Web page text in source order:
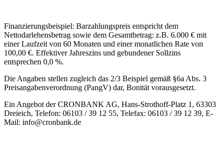
Finanzierungsbeispiel: Barzahlungspreis entspricht dem
Nettodarlehensbetrag sowie dem Gesamtbetrag: z.B. 6.000 € mit
einer Laufzeit von 60 Monaten und einer monatlichen Rate von
100,00 €. Effektiver Jahreszins und gebundener Sollzins
entsprechen 0,0 %.
Die Angaben stellen zugleich das 2/3 Beispiel gemäß §6a Abs. 3
Preisangabenverordnung (PangV) dar, Bonität vorausgesetzt.
Ein Angebot der CRONBANK AG, Hans-Strothoff-Platz 1, 63303
Dreieich, Telefon: 06103 / 39 12 55, Telefax: 06103 / 39 12 39, E-
Mail: info@cronbank.de